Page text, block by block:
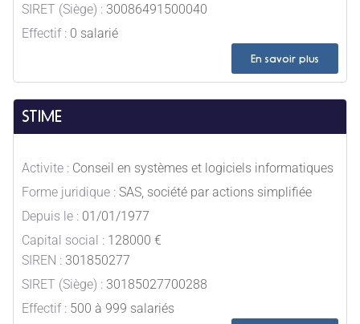
SIRET (Siège) : 30086491500040
Effectif : 0 salarié
En savoir plus
STIME
Activite : Conseil en systèmes et logiciels informatiques
Forme juridique : SAS, société par actions simplifiée
Depuis le : 01/01/1977
Capital social : 128000 €
SIREN : 301850277
SIRET (Siège) : 30185027700288
Effectif : 500 à 999 salariés